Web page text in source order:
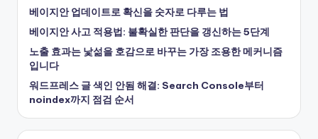
베이지안 업데이트로 확신을 숫자로 다루는 법
베이지안 사고 적용법: 불확실한 판단을 갱신하는 5단계
노출 효과는 낯섦을 호감으로 바꾸는 가장 조용한 메커니즘
입니다
워드프레스 글 색인 안됨 해결: Search Console부터
noindex까지 점검 순서